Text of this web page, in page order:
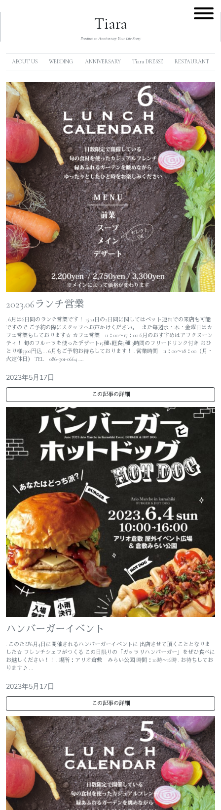
Tiara
Produce an Anniversary Your Life Story
ABOUT US WEDDING ANNIVERSARY Tiara DRESSE RESTAURANT
2023.06ランチ営業
. 6月は6日間のランチ営業です！ 15.21日の2日間に関してはペット連れでの来店も可能
ですので ご予約の際にスタッフへお声かけください。 . また毎週水・木・金曜日はカ
フェ営業もしております☆ カフェ営業 11：00～17：00 6月のおすすめはアフタヌーン
ティ！ 旬のフルーツを使ったデザート15種+軽食5種 3時間のフリードリンク付き おひ
とり様3300円込 . . 6月もご予約お待ちしております！ . 営業時間 11：00～18：00（月・
火定休日） TEL 086-901-0664 ….
2023年5月17日
この記事の詳細
ハンバーガーイベント
. このたび6月4日に開催されるハンバーガーイベントに 出店させて頂くこととなりま
した☆ フレンチシェフがつくる この日限りの「ガッツリハンバーガー」をぜひ食べに
お越しください！！ . 場所：アリオ倉敷 みらい公園 時間：10時～16時 . お待ちしてお
ります♪ . .
2023年5月17日
この記事の詳細